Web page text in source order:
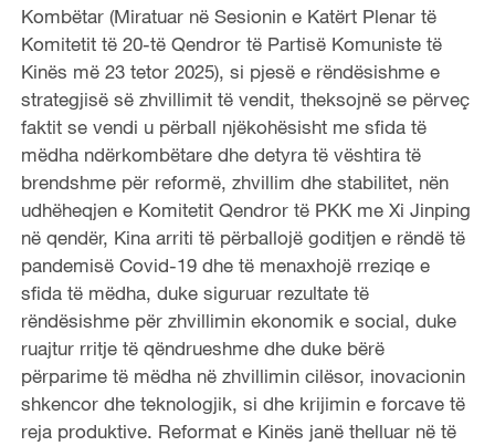
Kombëtar (Miratuar në Sesionin e Katërt Plenar të
Komitetit të 20-të Qendror të Partisë Komuniste të
Kinës më 23 tetor 2025), si pjesë e rëndësishme e
strategjisë së zhvillimit të vendit, theksojnë se përveç
faktit se vendi u përball njëkohësisht me sfida të
mëdha ndërkombëtare dhe detyra të vështira të
brendshme për reformë, zhvillim dhe stabilitet, nën
udhëheqjen e Komitetit Qendror të PKK me Xi Jinping
në qendër, Kina arriti të përballojë goditjen e rëndë të
pandemisë Covid-19 dhe të menaxhojë rreziqe e
sfida të mëdha, duke siguruar rezultate të
rëndësishme për zhvillimin ekonomik e social, duke
ruajtur rritje të qëndrueshme dhe duke bërë
përparime të mëdha në zhvillimin cilësor, inovacionin
shkencor dhe teknologjik, si dhe krijimin e forcave të
reja produktive. Reformat e Kinës janë thelluar në të